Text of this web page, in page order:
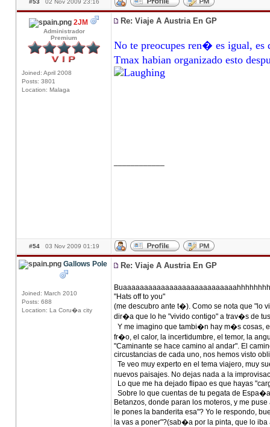
#53 02 Nov 2009 23:16
2JM
Administrador
Premium
Joined: April 2008
Posts: 3801
Location: Malaga
Re: Viaje A Austria En GP
No te preocupes ren� es igual,
Tmax habian organizado esto
#54 03 Nov 2009 01:19
Gallows Pole
Joined: March 2010
Posts: 688
Location: La Coru�a city
Re: Viaje A Austria En GP
"Hats off to you"
(me descubro ante t�). Como se nota que "lo
dir�a que lo he "vivido contigo" a trav�s de
Y me imagino que tambi�n hay m�s cosas,
fr�o, el calor, la incertidumbre, el temor, la
"Caminante se hace camino al andar". El
circustancias de cada uno, nos hemos visto
Te veo muy experto en el tema viajero, muy
nuevos paisajes. No dejas nada a la
Lo que me ha dejado flipao es que hayas
Sobre lo que cuentas de tu pegata de
Betanzos, donde paran los moteros, y me
le pones la banderita esa"? Yo le respondo,
la vas a poner"?(sab�a por la pinta, que lo